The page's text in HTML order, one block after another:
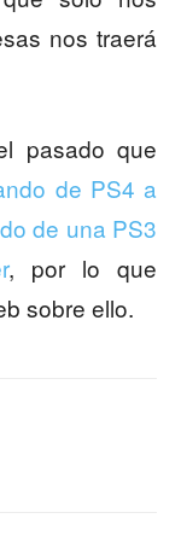
nos traerá
pasado que
de PS4 a
de una PS3
, por lo que
sobre ello.